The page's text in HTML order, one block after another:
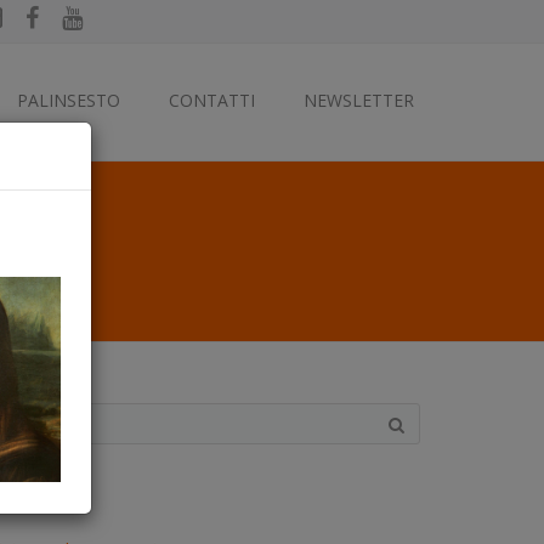
PALINSESTO CONTATTI NEWSLETTER